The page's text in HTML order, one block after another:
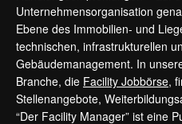
Unternehmensorganisation
Ebene des Immobilien- und
technischen, infrastrukturellen
Gebäudemanagement. In
Branche, die Facility Jobbörse,
Stellenangebote,
“Der Facility Manager” ist eine